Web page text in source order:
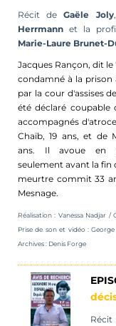
Récit deGaële Joly
Herrmann et la
Marie-Laure Brunet-
Jacques Rançon, dit
condamné à la prison
par la cour d'assises
été déclaré coupable
accompagnés
Chaïb, 19 ans, et de
ans. Il avoue en
seulement avant la fin
meurtre commit33
Mesnage.
Réalisation : Vanessa Nadjar /
Prise de son et vidéo :
Archives : Denis Forge
Récit